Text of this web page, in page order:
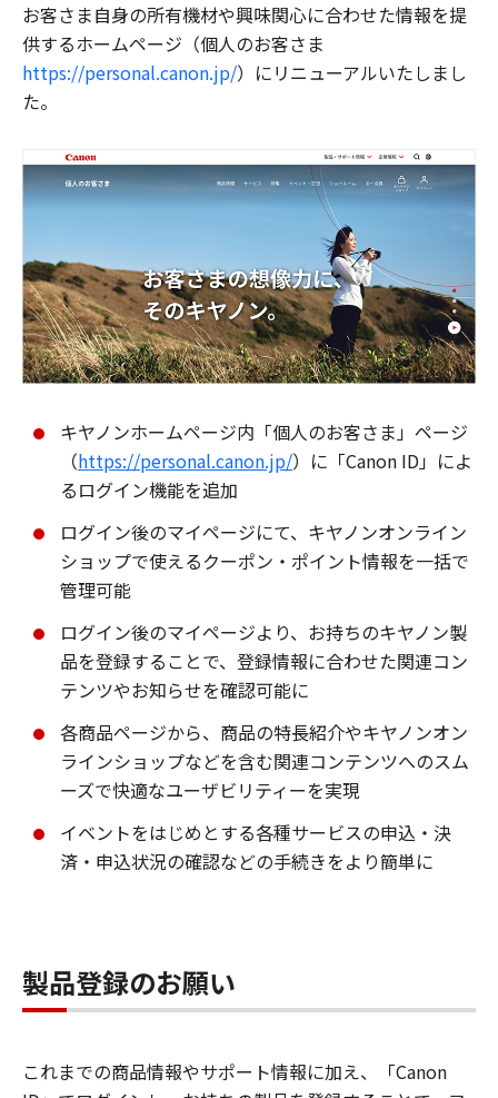
お客さま自身の所有機材や興味関心に合わせた情報を提
供するホームページ（個人のお客さま
https://personal.canon.jp/）にリニューアルいたしまし
た。
キヤノンホームページ内「個人のお客さま」ページ
（https://personal.canon.jp/）に「Canon ID」によ
るログイン機能を追加
ログイン後のマイページにて、キヤノンオンライン
ショップで使えるクーポン・ポイント情報を一括で
管理可能
ログイン後のマイページより、お持ちのキヤノン製
品を登録することで、登録情報に合わせた関連コン
テンツやお知らせを確認可能に
各商品ページから、商品の特長紹介やキヤノンオン
ラインショップなどを含む関連コンテンツへのスム
ーズで快適なユーザビリティーを実現
イベントをはじめとする各種サービスの申込・決
済・申込状況の確認などの手続きをより簡単に
製品登録のお願い
これまでの商品情報やサポート情報に加え、「Canon